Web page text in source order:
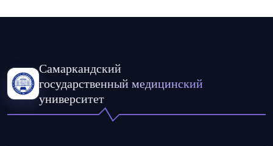
Самаркандский
государственный медицинский
университет